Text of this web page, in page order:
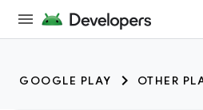
GOOGLE PLAY OTHER